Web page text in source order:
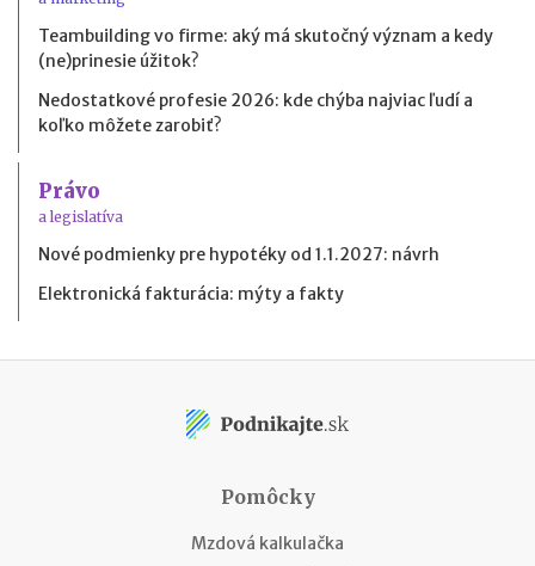
Teambuilding vo firme: aký má skutočný význam a kedy
(ne)prinesie úžitok?
Nedostatkové profesie 2026: kde chýba najviac ľudí a
koľko môžete zarobiť?
Právo
a legislatíva
Nové podmienky pre hypotéky od 1.1.2027: návrh
Elektronická fakturácia: mýty a fakty
Pomôcky
Mzdová kalkulačka